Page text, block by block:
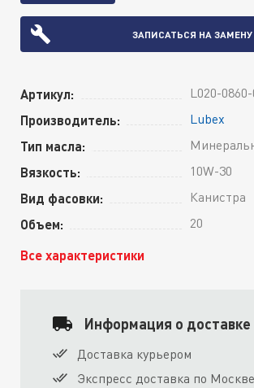
ЗАПИСАТЬСЯ НА ЗАМЕНУ
Артикул: L020-
Производитель: Lubex
Тип масла:
Вязкость: 10W-30
Вид фасовки: Канистра
Объем: 20
Все характеристики
Информация о доставке
Доставка курьером
Экспресс доставка по Москве